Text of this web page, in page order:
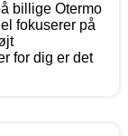
billige Otermo
fokuserer på
for dig er det